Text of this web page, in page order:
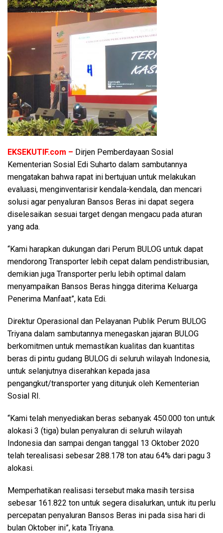
EKSEKUTIF.com – Dirjen Pemberdayaan Sosial
Kementerian Sosial Edi Suharto dalam sambutannya
mengatakan bahwa rapat ini bertujuan untuk melakukan
evaluasi, menginventarisir kendala-kendala, dan mencari
solusi agar penyaluran Bansos Beras ini dapat segera
diselesaikan sesuai target dengan mengacu pada aturan
yang ada.
“Kami harapkan dukungan dari Perum BULOG untuk dapat
mendorong Transporter lebih cepat dalam pendistribusian,
demikian juga Transporter perlu lebih optimal dalam
menyampaikan Bansos Beras hingga diterima Keluarga
Penerima Manfaat”, kata Edi.
Direktur Operasional dan Pelayanan Publik Perum BULOG
Triyana dalam sambutannya menegaskan jajaran BULOG
berkomitmen untuk memastikan kualitas dan kuantitas
beras di pintu gudang BULOG di seluruh wilayah Indonesia,
untuk selanjutnya diserahkan kepada jasa
pengangkut/transporter yang ditunjuk oleh Kementerian
Sosial RI.
“Kami telah menyediakan beras sebanyak 450.000 ton untuk
alokasi 3 (tiga) bulan penyaluran di seluruh wilayah
Indonesia dan sampai dengan tanggal 13 Oktober 2020
telah terealisasi sebesar 288.178 ton atau 64% dari pagu 3
alokasi.
Memperhatikan realisasi tersebut maka masih tersisa
sebesar 161.822 ton untuk segera disalurkan, untuk itu perlu
percepatan penyaluran Bansos Beras ini pada sisa hari di
bulan Oktober ini”, kata Triyana.